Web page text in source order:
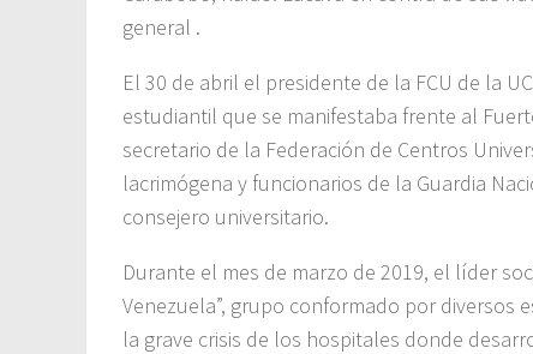
general .
El 30 de abril el presidente de la FCU de la
estudiantil que se manifestaba frente al
secretario de la Federación de Centros
lacrimógena y funcionarios de la Guardia
consejero universitario.
Durante el mes de marzo de 2019, el líder
Venezuela”, grupo conformado por diversos
la grave crisis de los hospitales donde